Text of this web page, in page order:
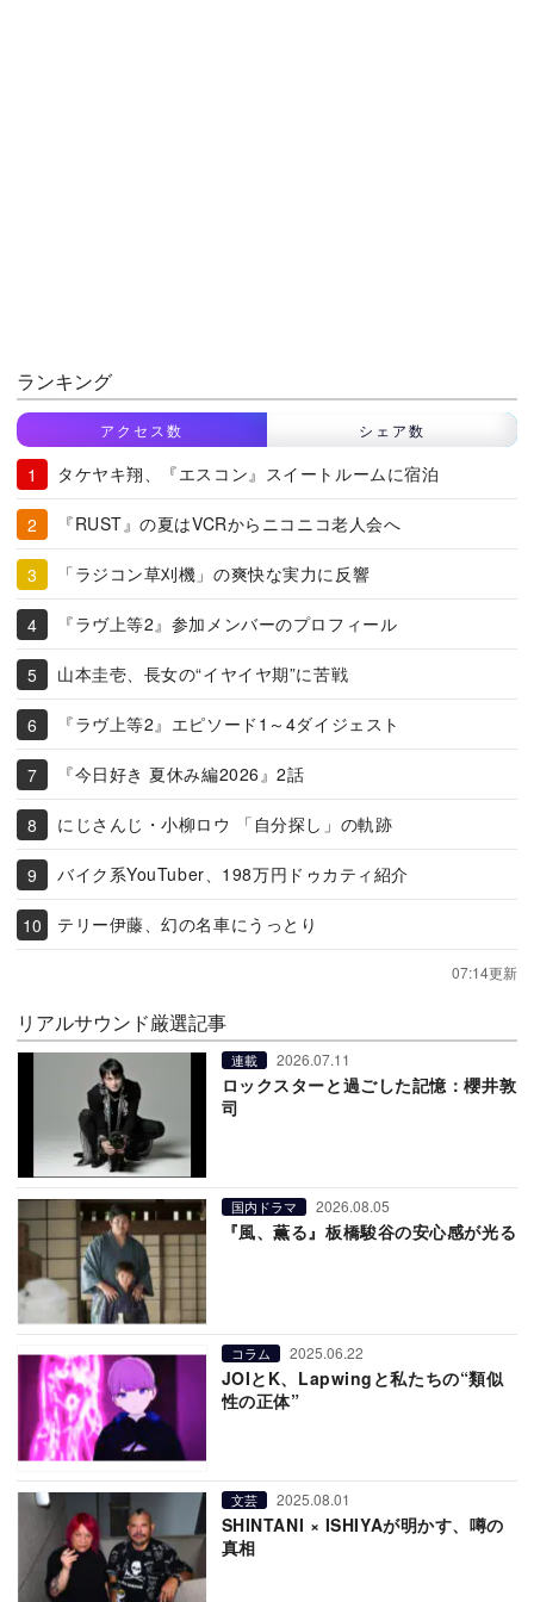
ランキング
アクセス数 シェア数
タケヤキ翔、『エスコン』スイートルームに宿泊
『RUST』の夏はVCRからニコニコ老人会へ
「ラジコン草刈機」の爽快な実力に反響
『ラヴ上等2』参加メンバーのプロフィール
山本圭壱、長女の“イヤイヤ期”に苦戦
『ラヴ上等2』エピソード1～4ダイジェスト
『今日好き 夏休み編2026』2話
にじさんじ・小柳ロウ 「自分探し」の軌跡
バイク系YouTuber、198万円ドゥカティ紹介
テリー伊藤、幻の名車にうっとり
07:14更新
リアルサウンド厳選記事
連載 2026.07.11
ロックスターと過ごした記憶：櫻井敦
司
国内ドラマ 2026.08.05
『風、薫る』板橋駿谷の安心感が光る
コラム 2025.06.22
JOIとK、Lapwingと私たちの“類似
性の正体”
文芸 2025.08.01
SHINTANI × ISHIYAが明かす、噂の
真相